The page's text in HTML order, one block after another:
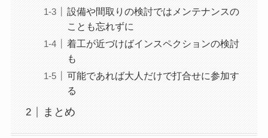
設備や間取りの検討ではメンテナンスの
ことも忘れずに
着工が近づけばインスペクションの検討
も
可能であれば大人だけで打合せに参加す
る
まとめ